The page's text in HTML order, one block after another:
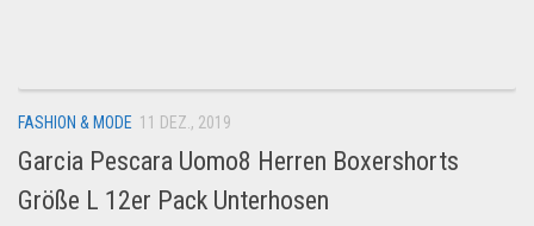
Amazon
Aldi
Lidl
FASHION & MODE 11 DEZ., 2019
Garcia Pescara Uomo8 Herren Boxershorts
Größe L 12er Pack Unterhosen